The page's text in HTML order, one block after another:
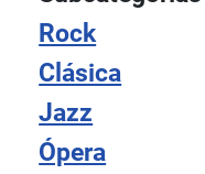
Rock
Clásica
Jazz
Ópera